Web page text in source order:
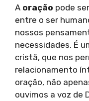
A oração pode
entre o ser
nossos
necessidades. É
cristã, que nos
relacionamento
oração, não
ouvimos a voz de